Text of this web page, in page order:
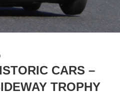
CARS –
TROPHY